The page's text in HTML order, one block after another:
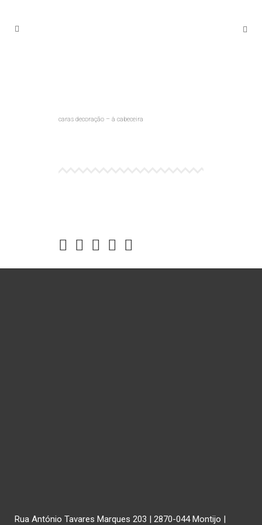
caras decoração – à cabeceira
Rua António Tavares Marques 203 | 2870-044 Montijo |